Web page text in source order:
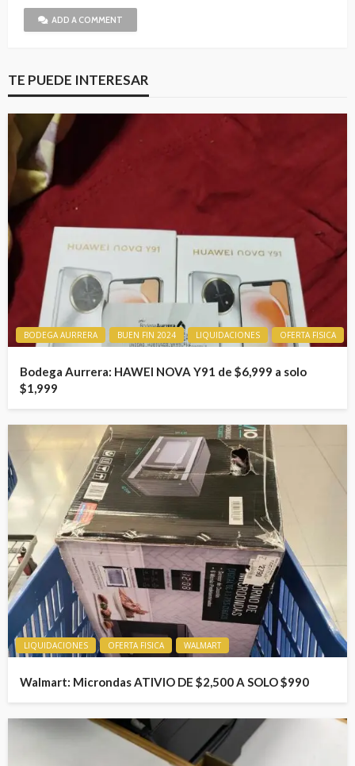
ADD A COMMENT
TE PUEDE INTERESAR
BODEGA AURRERA BUEN FIN 2024 LIQUIDACIONES OFERTA FISICA
Bodega Aurrera: HAWEI NOVA Y91 de $6,999 a solo
$1,999
LIQUIDACIONES OFERTA FISICA WALMART
Walmart: Microndas ATIVIO DE $2,500 A SOLO $990